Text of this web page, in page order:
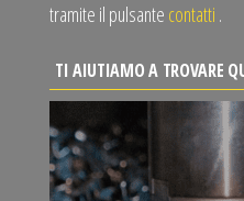
tramite il pulsante contatti .
TI AIUTIAMO A TROVARE